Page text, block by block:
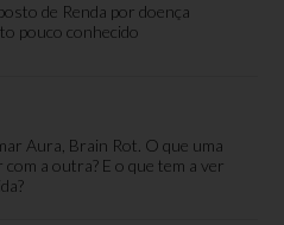
de Renda por doença
pouco conhecido
Aura, Brain Rot. O que uma
com a outra? E o que tem a ver